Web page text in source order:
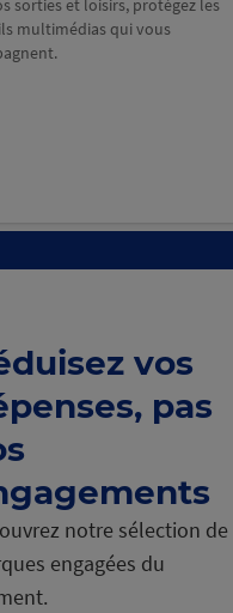
sorties et loisirs, protégez les
multimédias qui vous
vos
pas
notre sélection de
engagées du